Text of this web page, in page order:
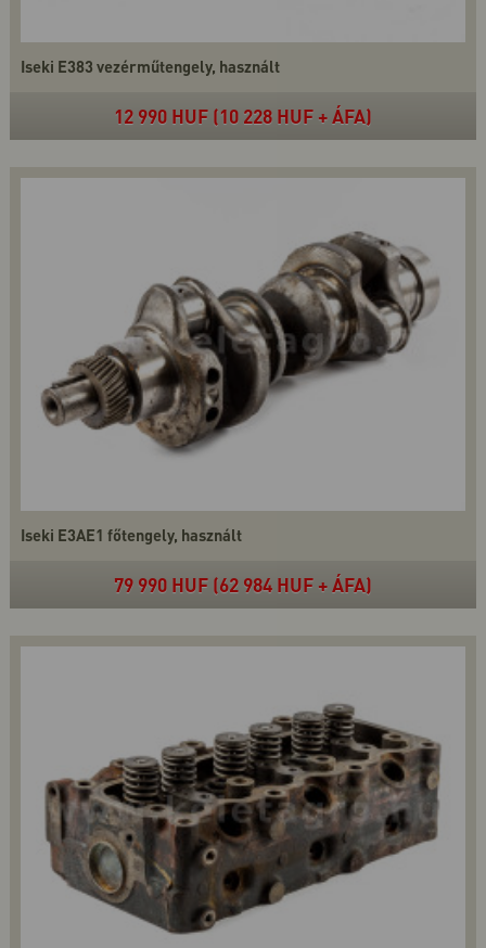
Iseki E383 vezérműtengely, használt
12 990 HUF (10 228 HUF + ÁFA)
Iseki E3AE1 főtengely, használt
79 990 HUF (62 984 HUF + ÁFA)